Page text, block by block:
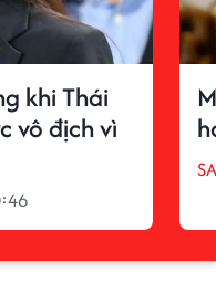
khi Thái
vô địch vì